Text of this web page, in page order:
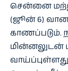
சென்னை
(ஜூன் 6)
காணப்படும்.
மின்னலுடன்
வாய்ப்புள்ளது.